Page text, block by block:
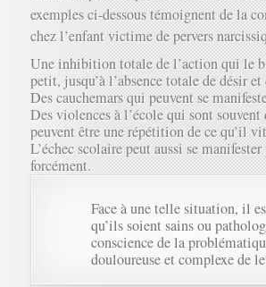
exemples ci-dessous témoignent de la
chez l’enfant victime de pervers
Une inhibition totale de l’action qui le
petit, jusqu’à l’absence totale de désir
Des cauchemars qui peuvent se
Des violences à l’école qui sont souvent
peuvent être une répétition de ce qu’il
L’échec scolaire peut aussi se
forcément.
Face à une telle situation, il
qu’ils soient sains ou
conscience de la
douloureuse et complexe de